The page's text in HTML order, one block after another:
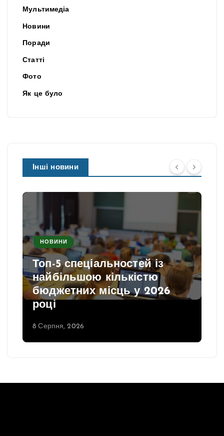
Мультимедіа
Новини
Поради
Статті
Фото
Як це було
Інші новини
НОВИНИ
Топ-5 спеціальностей із
найбільшою кількістю
бюджетних місць у 2026
році
8 Серпня, 2026